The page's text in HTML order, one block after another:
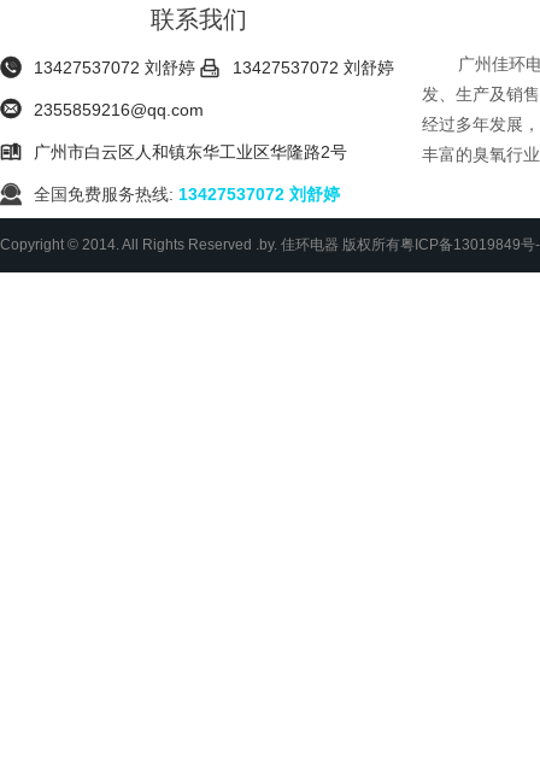
联系我们
 13427537072 刘舒婷  13427537072 刘舒婷
 2355859216@qq.com
 广州市白云区人和镇东华工业区华隆路2号
 全国免费服务热线: 13427537072 刘舒婷
广州佳环
发、生产及销
经过多年发展
丰富的臭氧行
Copyright © 2014. All Rights Reserved .by. 佳环电器 版权所有粤ICP备13019849号